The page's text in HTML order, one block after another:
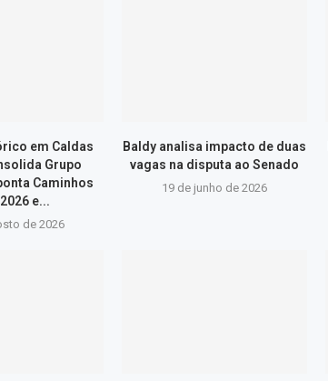
em Caldas
Grupo
Caminhos
e...
de 2026
Baldy analisa impacto de duas
vagas na disputa ao Senado
19 de junho de 2026